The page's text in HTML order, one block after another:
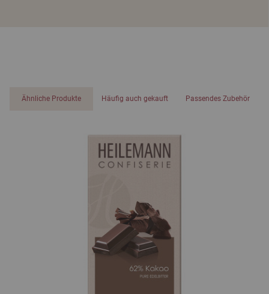
Ähnliche Produkte Häufig auch gekauft Passendes Zubehör